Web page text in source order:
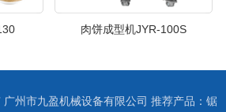
肉饼成型机JYR-100S
州市九盈机械设备有限公司 推荐产品： 锯